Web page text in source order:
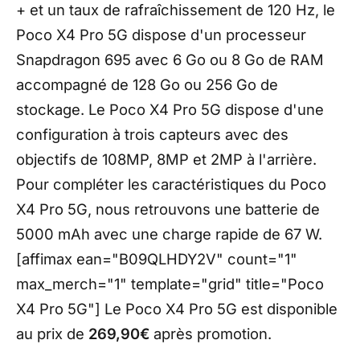
+ et un taux de rafraîchissement de 120 Hz, le
Poco X4 Pro 5G dispose d'un processeur
Snapdragon 695 avec 6 Go ou 8 Go de RAM
accompagné de 128 Go ou 256 Go de
stockage. Le Poco X4 Pro 5G dispose d'une
configuration à trois capteurs avec des
objectifs de 108MP, 8MP et 2MP à l'arrière.
Pour compléter les caractéristiques du Poco
X4 Pro 5G, nous retrouvons une batterie de
5000 mAh avec une charge rapide de 67 W.
[affimax ean="B09QLHDY2V" count="1"
max_merch="1" template="grid" title="Poco
X4 Pro 5G"] Le Poco X4 Pro 5G est disponible
au prix de 269,90€ après promotion.